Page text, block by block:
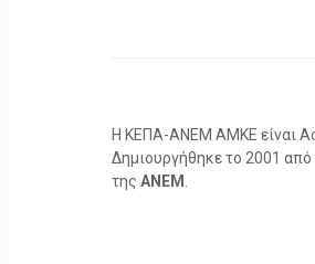
Η ΚΕΠΑ-ΑΝΕΜ ΑΜΚΕ είναι
Δημιουργήθηκε το 2001
της ΑΝΕΜ